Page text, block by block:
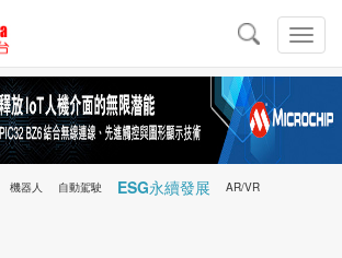
切
換
導
航
機器人 自動駕駛 ESG永續發展 AR/VR